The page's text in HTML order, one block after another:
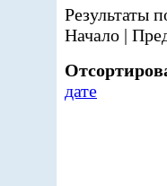
Результаты
Начало |
дате